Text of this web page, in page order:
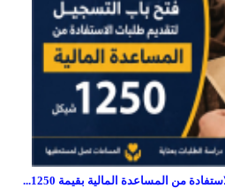
من المساعدة المالية بقيمة 1250...